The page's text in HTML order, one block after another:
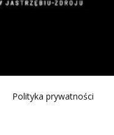
Polityka prywatności